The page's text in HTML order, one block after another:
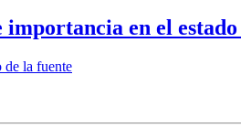
en el estado
de la fuente